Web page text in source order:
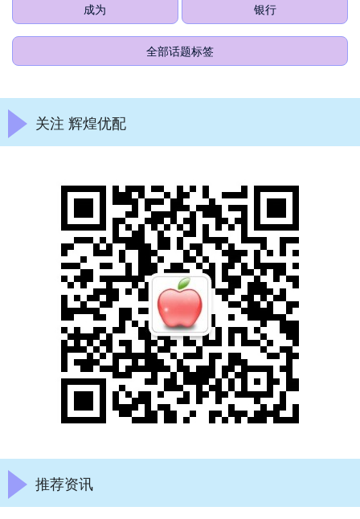
成为 银行
全部话题标签
关注 辉煌优配
推荐资讯